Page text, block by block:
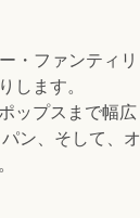
・ファンティリ
します。
ップスまで幅広
ン、そして、オ